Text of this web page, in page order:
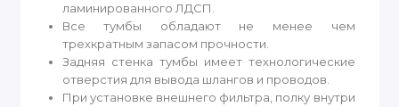
ламинированного ЛДСП.
Все тумбы обладают не менее чем
трехкратным запасом прочности.
Задняя стенка тумбы имеет технологические
отверстия для вывода шлангов и проводов.
При установке внешнего фильтра, полку внутри